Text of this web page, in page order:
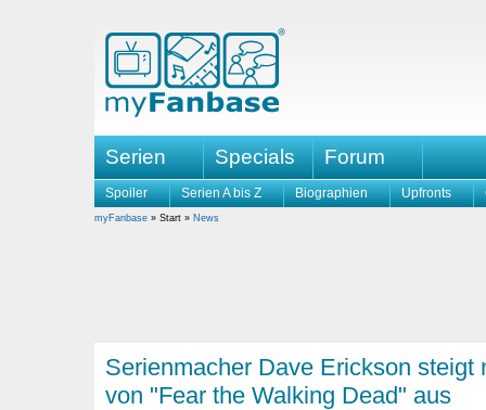
Serien Specials Forum
Spoiler Serien A bis Z Biographien Upfronts
myFanbase » Start » News
Serienmacher Dave Erickson steigt
von "Fear the Walking Dead" aus